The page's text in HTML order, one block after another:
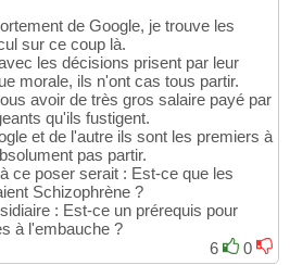
de Google, je trouve les
sur ce coup là.
les décisions prisent par leur
morale, ils n'ont cas tous partir.
avoir de très gros salaire payé par
qu'ils fustigent.
et de l'autre ils sont les premiers à
pas partir.
ce poser serait : Est-ce que les
Schizophrène ?
: Est-ce un prérequis pour
à l'embauche ?
6
0